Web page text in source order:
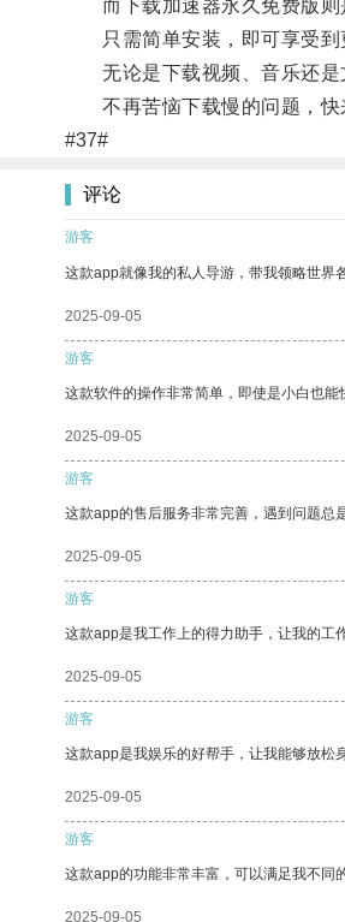
而下载加速器永久免费版则
只需简单安装，即可享受到
无论是下载视频、音乐还是
不再苦恼下载慢的问题，快
#37#
评论
游客
这款app就像我的私人导游，带我领略世界
2025-09-05
游客
这款软件的操作非常简单，即使是小白也能
2025-09-05
游客
这款app的售后服务非常完善，遇到问题总
2025-09-05
游客
这款app是我工作上的得力助手，让我的工
2025-09-05
游客
这款app是我娱乐的好帮手，让我能够放松
2025-09-05
游客
这款app的功能非常丰富，可以满足我不同
2025-09-05